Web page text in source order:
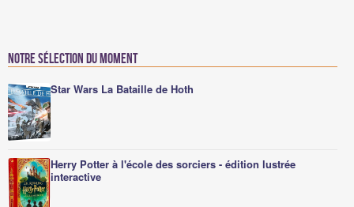
Notre sélection du moment
Star Wars La Bataille de Hoth
Herry Potter à l'école des sorciers - édition lustrée
interactive